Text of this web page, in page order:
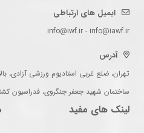
ایمیل های ارتباطی
info@iwf.ir - info@iawf.ir
آدرس
تهران، ضلع غربی استادیوم ورزشی آزادی،
ساختمان شهید جعفر جنگروی، فدراسیون
لینک های مفید